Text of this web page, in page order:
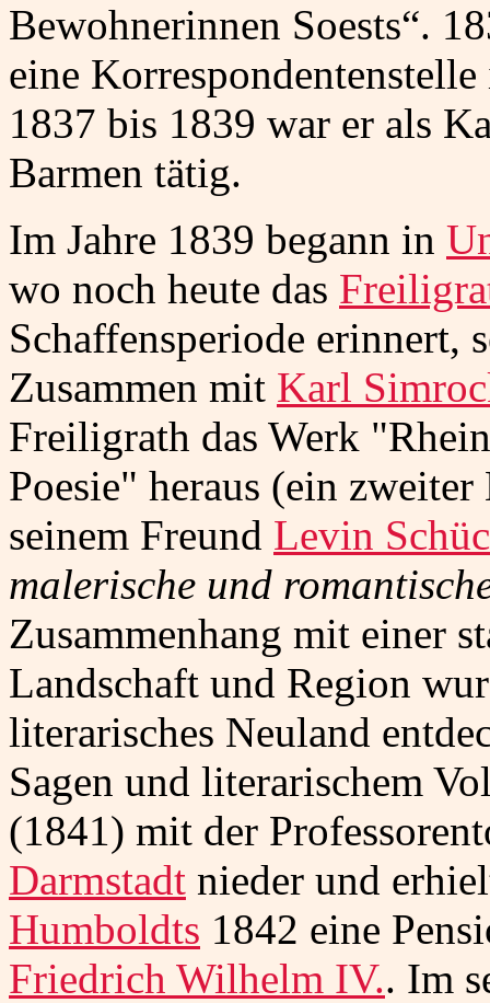
Bewohnerinnen Soests“.
eine
1837 bis 1839 war er als
Barmen tätig.
Im Jahre 1839 begann in
wo noch heute das
Schaffensperiode erinnert,
Zusammen mit Karl
Freiligrath das Werk
Poesie" heraus (ein
seinem Freund Levin
malerische und
Zusammenhang mit einer
Landschaft und Region
literarisches Neuland
Sagen und literarischem
(1841) mit der
Darmstadt nieder und
Humboldts 1842 eine
Friedrich Wilhelm IV.. Im